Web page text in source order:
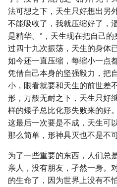
法可想之下，天生只好想出另
不能吸收了，我就压缩好了，
是精华。”，天生现在把自己
过四十九次振荡，天生的身体
如今还一直压缩，每缩小一点
凭借自己本身的坚强毅力，把
小，眼看就要和天生的前世差
形，万般无耐之下，天生只好
样的矮子总比化形失败来的好
这最后一次要是不成，天生可
那么简单，形神具灭也不是不
为了一些重要的东西，人们总
亲人，没有朋友，孑然一身。
的生命了，因为世界上没有不